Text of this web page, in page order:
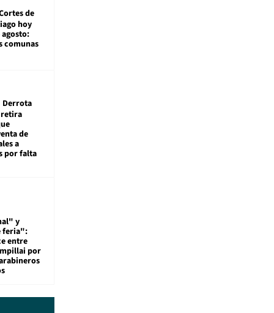
de
hoy
agosto:
comunas
Derrota
de
a
por falta
y
feria":
entre
por